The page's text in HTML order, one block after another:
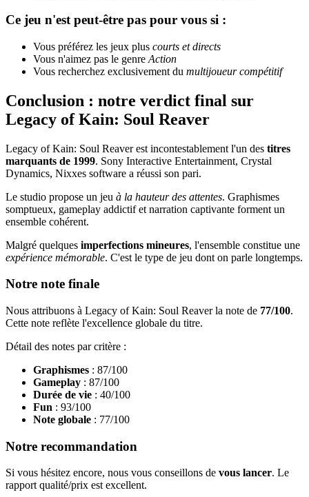
Ce jeu n'est peut-être pas pour vous si :
Vous préférez les jeux plus courts et directs
Vous n'aimez pas le genre Action
Vous recherchez exclusivement du multijoueur compétitif
Conclusion : notre verdict final sur
Legacy of Kain: Soul Reaver
Legacy of Kain: Soul Reaver est incontestablement l'un des titres
marquants de 1999. Sony Interactive Entertainment, Crystal
Dynamics, Nixxes software a réussi son pari.
Le studio propose un jeu à la hauteur des attentes. Graphismes
somptueux, gameplay addictif et narration captivante forment un
ensemble cohérent.
Malgré quelques imperfections mineures, l'ensemble constitue une
expérience mémorable. C'est le type de jeu dont on parle longtemps.
Notre note finale
Nous attribuons à Legacy of Kain: Soul Reaver la note de 77/100.
Cette note reflète l'excellence globale du titre.
Détail des notes par critère :
Graphismes : 87/100
Gameplay : 87/100
Durée de vie : 40/100
Fun : 93/100
Note globale : 77/100
Notre recommandation
Si vous hésitez encore, nous vous conseillons de vous lancer. Le
rapport qualité/prix est excellent.